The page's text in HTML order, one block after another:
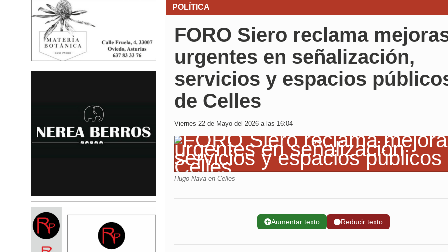
POLÍTICA
FORO Siero reclama
urgentes en señalización,
servicios y espacios
de Celles
Viernes 22 de Mayo del 2026 a las 16:04
Hugo Nava en Celles
➕Aumentar texto ➖Reducir texto